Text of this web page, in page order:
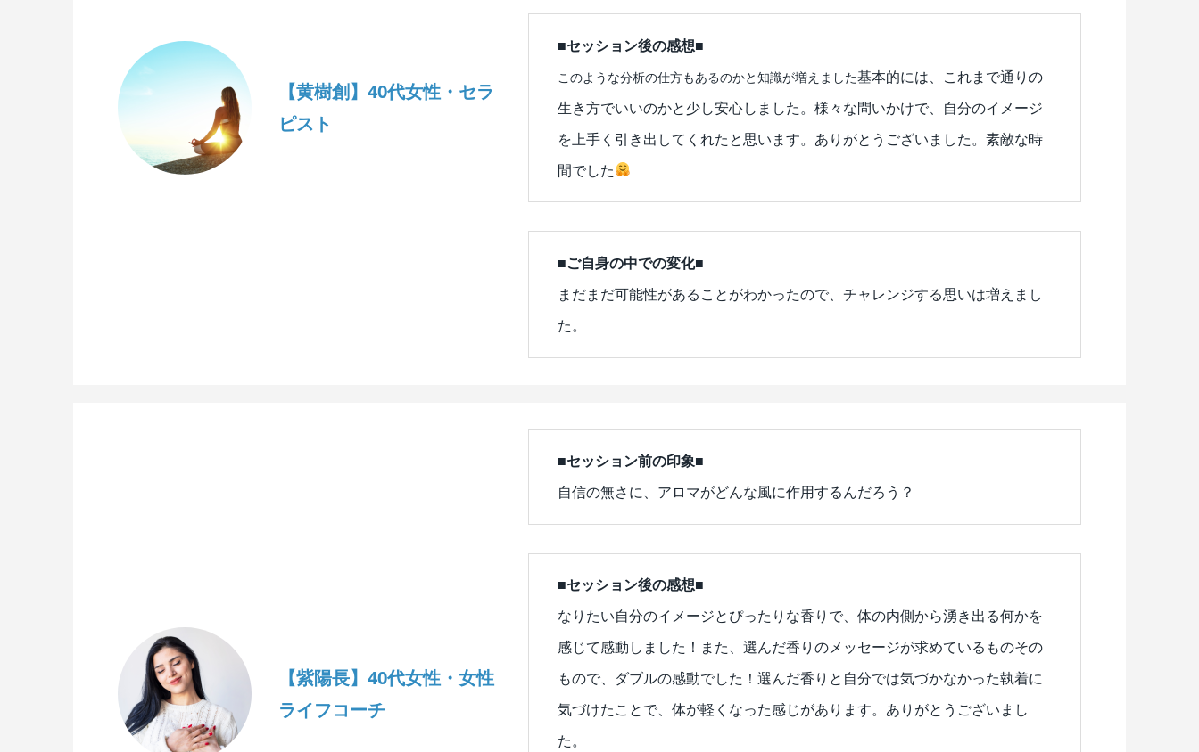
【黄樹創】40代女性・セラ
ピスト
■セッション後の感想■
このような分析の仕方もあるのかと知識が増えました基本的には、これまで通りの
生き方でいいのかと少し安心しました。様々な問いかけで、自分のイメージ
を上手く引き出してくれたと思います。ありがとうございました。素敵な時
間でした
■ご自身の中での変化■
まだまだ可能性があることがわかったので、チャレンジする思いは増えまし
た。
【紫陽長】40代女性・女性
ライフコーチ
■セッション前の印象■
自信の無さに、アロマがどんな風に作用するんだろう？
■セッション後の感想■
なりたい自分のイメージとぴったりな香りで、体の内側から湧き出る何かを
感じて感動しました！また、選んだ香りのメッセージが求めているものその
もので、ダブルの感動でした！選んだ香りと自分では気づかなかった執着に
気づけたことで、体が軽くなった感じがあります。ありがとうございまし
た。